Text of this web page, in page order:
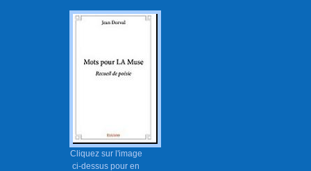
Cliquez sur l'image
ci-dessus pour en